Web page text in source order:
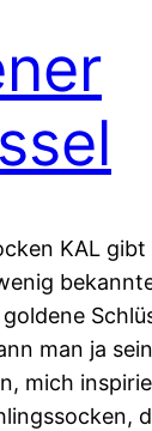
KAL gibt
man ja
mich